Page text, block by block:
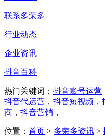
联系多荣多
行业动态
企业资讯
抖音百科
热门关键词： 抖音账号运营
抖音代运营 ， 抖音短视频 ，
商 ， 抖音营销 ，
位置： 首页 > 多荣多资讯 >